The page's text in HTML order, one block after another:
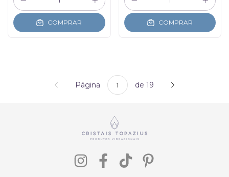
COMPRAR COMPRAR
Página de 19